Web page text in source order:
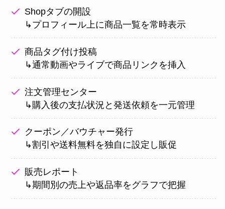
Shopタブの開設
↳プロフィール上に商品一覧を常時表示
商品タグ付け投稿
↳通常動画やライブで商品リンクを挿入
注文管理センター
↳購入後の支払状況と発送依頼を一元管理
クーポン／バウチャー発行
↳割引や送料無料を独自に設定し販促
販売レポート
↳期間別の売上や返品率をグラフで把握